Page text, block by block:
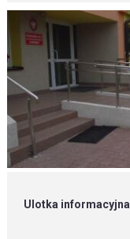
Ulotka informacyjna